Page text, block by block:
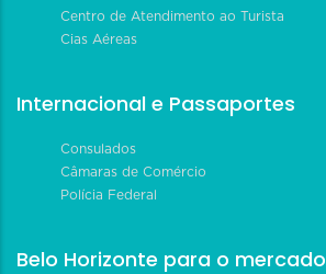
Centro de Atendimento ao Turista
Cias Aéreas
Internacional e Passaportes
Consulados
Câmaras de Comércio
Polícia Federal
Belo Horizonte para o mercado